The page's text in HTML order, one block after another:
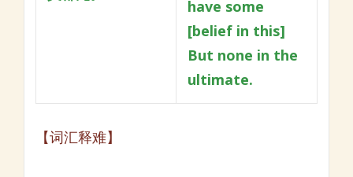
have some
[belief in this]
But none in the
ultimate.
【词汇释难】